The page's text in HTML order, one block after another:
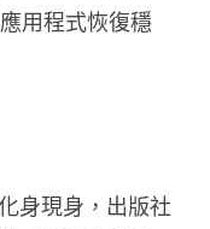
用程式恢復穩
身現身，出版社